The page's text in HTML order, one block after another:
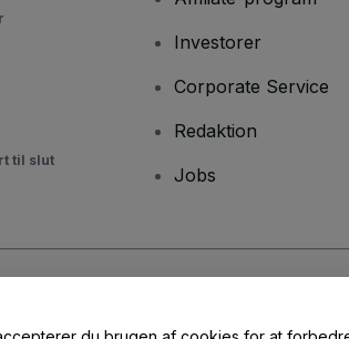
til slut
Investorer
Corporate Service
Redaktion
Jobs